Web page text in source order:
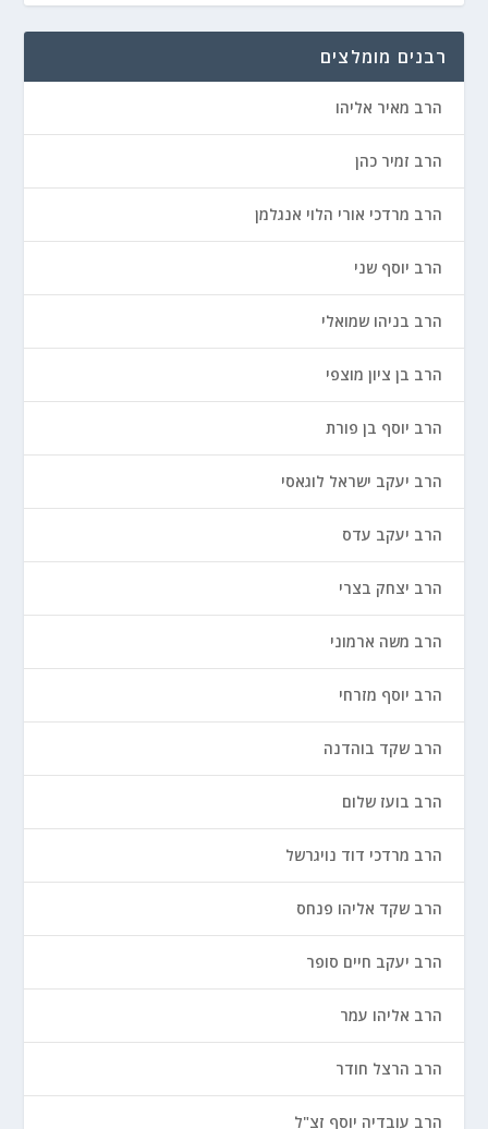
רבנים מומלצים
הרב מאיר אליהו
הרב זמיר כהן
הרב מרדכי אורי הלוי אנגלמן
הרב יוסף שני
הרב בניהו שמואלי
הרב בן ציון מוצפי
הרב יוסף בן פורת
הרב יעקב ישראל לוגאסי
הרב יעקב עדס
הרב יצחק בצרי
הרב משה ארמוני
הרב יוסף מזרחי
הרב שקד בוהדנה
הרב בועז שלום
הרב מרדכי דוד נויגרשל
הרב שקד אליהו פנחס
הרב יעקב חיים סופר
הרב אליהו עמר
הרב הרצל חודר
הרב עובדיה יוסף זצ"ל